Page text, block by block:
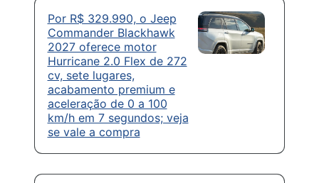
Por R$ 329.990, o Jeep
Commander Blackhawk
2027 oferece motor
Hurricane 2.0 Flex de 272
cv, sete lugares,
acabamento premium e
aceleração de 0 a 100
km/h em 7 segundos; veja
se vale a compra